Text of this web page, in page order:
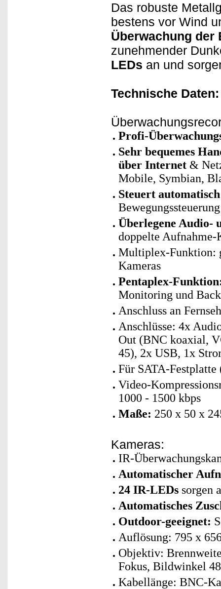
Das robuste
bestens vor Wind
Überwachung der
zunehmender
LEDs an und
Technische Daten:
Profi-
Sehr bequemes
über Internet &
Mobile, Symbian,
Steuert
Bewegungssteuerung
Überlegene Audio-
doppelte
Multiplex-Funktion:
Kameras
Pentaplex-
Monitoring und
Anschluss an
Anschlüsse: 4x
Out (BNC koaxial,
45), 2x USB, 1x
Für SATA-
Video-
1000 - 1500 kbps
Maße: 250 x 50 x
Kameras:
IR-
Automatischer
24 IR-LEDs sorgen
Automatisches
Outdoor-geeignet:
Auflösung: 795 x
Objektiv:
Fokus, Bildwinkel
Kabellänge: BNC-